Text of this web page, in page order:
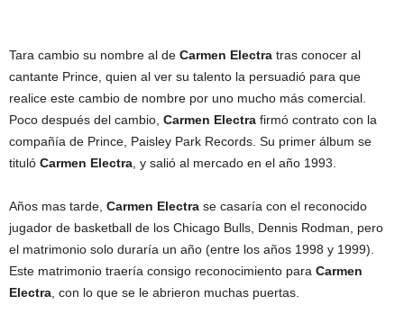
Tara cambio su nombre al de Carmen Electra tras conocer al
cantante Prince, quien al ver su talento la persuadió para que
realice este cambio de nombre por uno mucho más comercial.
Poco después del cambio, Carmen Electra firmó contrato con la
compañía de Prince, Paisley Park Records. Su primer álbum se
tituló Carmen Electra , y salió al mercado en el año 1993.
Años mas tarde, Carmen Electra se casaría con el reconocido
jugador de basketball de los Chicago Bulls, Dennis Rodman, pero
el matrimonio solo duraría un año (entre los años 1998 y 1999).
Este matrimonio traería consigo reconocimiento para Carmen
Electra , con lo que se le abrieron muchas puertas.